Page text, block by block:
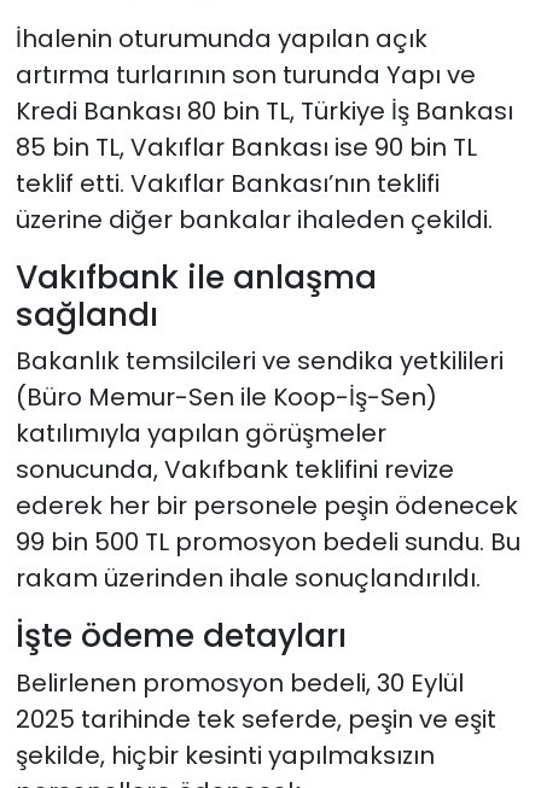
İhalenin oturumunda yapılan açık
artırma turlarının son turunda Yapı ve
Kredi Bankası 80 bin TL, Türkiye İş Bankası
85 bin TL, Vakıflar Bankası ise 90 bin TL
teklif etti. Vakıflar Bankası’nın teklifi
üzerine diğer bankalar ihaleden çekildi.
Vakıfbank ile anlaşma
sağlandı
Bakanlık temsilcileri ve sendika yetkilileri
(Büro Memur-Sen ile Koop-İş-Sen)
katılımıyla yapılan görüşmeler
sonucunda, Vakıfbank teklifini revize
ederek her bir personele peşin ödenecek
99 bin 500 TL promosyon bedeli sundu. Bu
rakam üzerinden ihale sonuçlandırıldı.
İşte ödeme detayları
Belirlenen promosyon bedeli, 30 Eylül
2025 tarihinde tek seferde, peşin ve eşit
şekilde, hiçbir kesinti yapılmaksızın